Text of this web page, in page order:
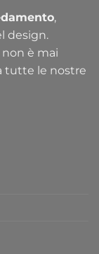
,
design.
non è mai
tutte le nostre